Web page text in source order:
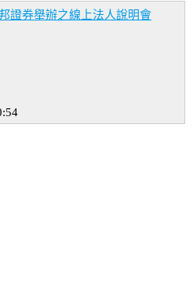
證券舉辦之線上法人說明會